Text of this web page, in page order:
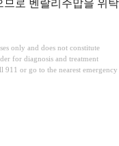
므로 벤랄리주맙을 위탁
only and does not constitute
for diagnosis and treatment
911 or go to the nearest emergency